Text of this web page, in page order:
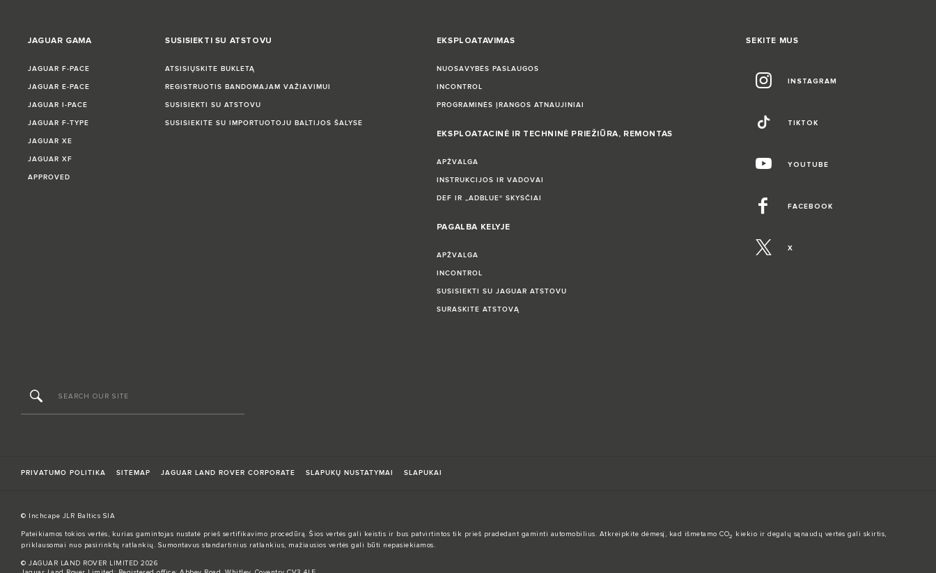
JAGUAR GAMA
JAGUAR F‑PACE
JAGUAR E‑PACE
JAGUAR I-PACE
JAGUAR F‑TYPE
JAGUAR XE
JAGUAR XF
APPROVED
SUSISIEKTI SU ATSTOVU
ATSISIŲSKITE BUKLETĄ
REGISTRUOTIS BANDOMAJAM VAŽIAVIMUI
SUSISIEKTI SU ATSTOVU
SUSISIEKITE SU IMPORTUOTOJU BALTIJOS ŠALYSE
EKSPLOATAVIMAS
NUOSAVYBĖS PASLAUGOS
INCONTROL
PROGRAMINĖS ĮRANGOS ATNAUJINIAI
EKSPLOATACINĖ IR TECHNINĖ PRIEŽIŪRA, REMONTAS
APŽVALGA
INSTRUKCIJOS IR VADOVAI
DEF IR „ADBLUE“ SKYSČIAI
PAGALBA KELYJE
APŽVALGA
INCONTROL
SUSISIEKTI SU JAGUAR ATSTOVU
SURASKITE ATSTOVĄ
SEKITE MUS
INSTAGRAM
TIKTOK
YOUTUBE
FACEBOOK
X
PRIVATUMO POLITIKA SITEMAP JAGUAR LAND ROVER CORPORATE SLAPUKŲ NUSTATYMAI SLAPUKAI
© Inchcape JLR Baltics SIA
Pateikiamos tokios vertės, kurias gamintojas nustatė prieš sertifikavimo procedūrą. Šios vertės gali keistis ir bus patvirtintos tik prieš pradedant gaminti automobilius. Atkreipkite dėmesį, kad išmetamo CO2
kiekio ir degalų sąnaudų vertės gali skirtis,
priklausomai nuo pasirinktų ratlankių. Sumontavus standartinius ratlankius, mažiausios vertės gali būti nepasiekiamos.
© JAGUAR LAND ROVER LIMITED 2026